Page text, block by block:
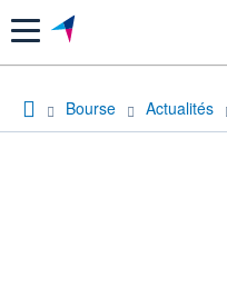
Menu
Bourse Actualités